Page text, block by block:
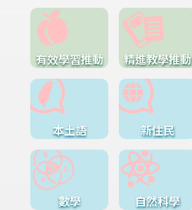
有效學習推動 精進教學推動
本土語 新住民
數學 自然科學